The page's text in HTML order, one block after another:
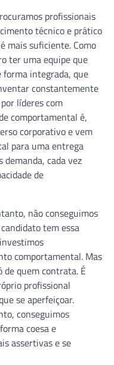
profissionais
técnico e prático
mais suficiente. Como
ter uma equipe que
integrada, que
constantemente
líderes com
comportamental é,
corporativo e vem
para uma entrega
cada vez
de
não conseguimos
tem essa
comportamental. Mas
de quem contrata. É
profissional
se aperfeiçoar.
conseguimos
coesa e
assertivas e se